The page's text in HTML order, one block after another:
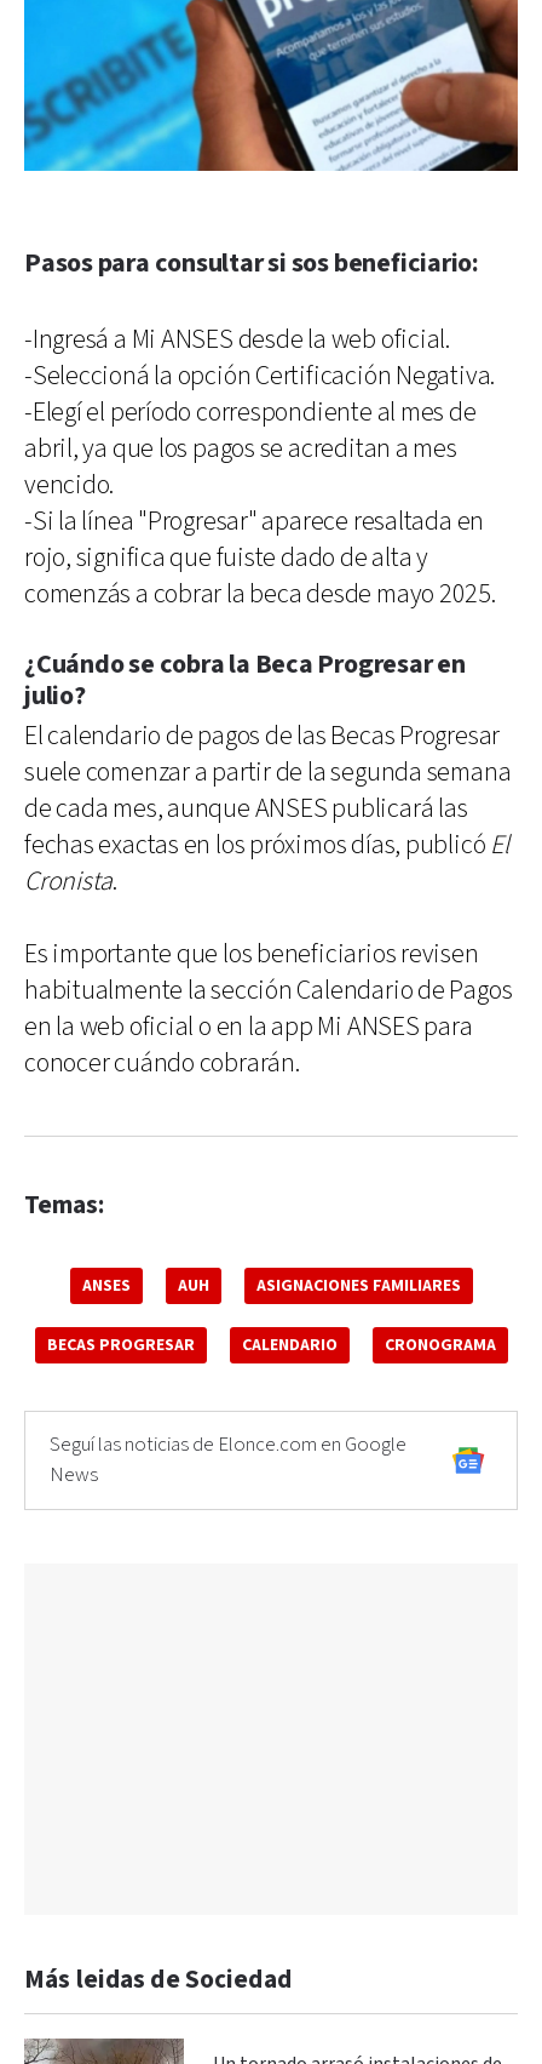
Pasos para consultar si sos beneficiario:
-Ingresá a Mi ANSES desde la web oficial.
-Seleccioná la opción Certificación Negativa.
-Elegí el período correspondiente al mes de
abril, ya que los pagos se acreditan a mes
vencido.
-Si la línea "Progresar" aparece resaltada en
rojo, significa que fuiste dado de alta y
comenzás a cobrar la beca desde mayo 2025.
¿Cuándo se cobra la Beca Progresar en
julio?
El calendario de pagos de las Becas Progresar
suele comenzar a partir de la segunda semana
de cada mes, aunque ANSES publicará las
fechas exactas en los próximos días, publicó El
Cronista.
Es importante que los beneficiarios revisen
habitualmente la sección Calendario de Pagos
en la web oficial o en la app Mi ANSES para
conocer cuándo cobrarán.
Temas:
ANSES AUH ASIGNACIONES FAMILIARES
BECAS PROGRESAR CALENDARIO CRONOGRAMA
Seguí las noticias de Elonce.com en Google
News
Más leidas de Sociedad